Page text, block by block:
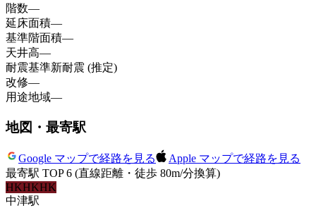
階数—
延床面積—
基準階面積—
天井高—
耐震基準新耐震 (推定)
改修—
用途地域—
地図・最寄駅
Google マップで経路を見る
Apple マップで経路を見る
最寄駅 TOP 6 (直線距離・徒歩 80m/分換算)
HKHKHK
中津駅